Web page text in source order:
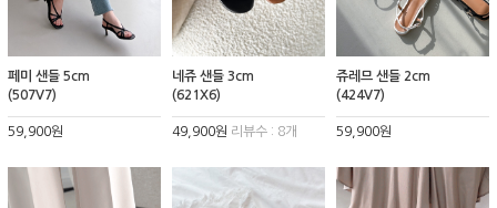
페미 샌들 5cm
(507V7)
59,900원
네쥬 샌들 3cm
(621X6)
49,900원 리뷰수 : 8개
쥬레므 샌들 2cm
(424V7)
59,900원